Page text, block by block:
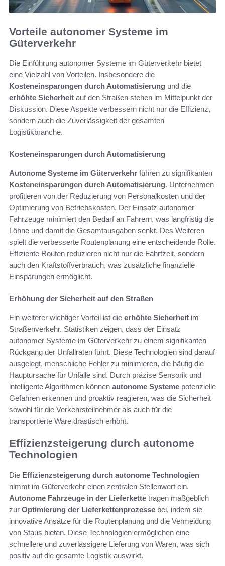
Vorteile autonomer Systeme im
Güterverkehr
Die Einführung autonomer Systeme im Güterverkehr bietet
eine Vielzahl von Vorteilen. Insbesondere die
Kosteneinsparungen durch Automatisierung und die
erhöhte Sicherheit auf den Straßen stehen im Mittelpunkt der
Diskussion. Diese Aspekte verbessern nicht nur die Effizienz,
sondern auch die Zuverlässigkeit der gesamten
Logistikbranche.
Kosteneinsparungen durch Automatisierung
Autonome Systeme im Güterverkehr führen zu signifikanten
Kosteneinsparungen durch Automatisierung. Unternehmen
profitieren von der Reduzierung von Personalkosten und der
Optimierung von Betriebskosten. Der Einsatz autonomer
Fahrzeuge minimiert den Bedarf an Fahrern, was langfristig die
Löhne und damit die Gesamtausgaben senkt. Des Weiteren
spielt die verbesserte Routenplanung eine entscheidende Rolle.
Effiziente Routen reduzieren nicht nur die Fahrtzeit, sondern
auch den Kraftstoffverbrauch, was zusätzliche finanzielle
Einsparungen ermöglicht.
Erhöhung der Sicherheit auf den Straßen
Ein weiterer wichtiger Vorteil ist die erhöhte Sicherheit im
Straßenverkehr. Statistiken zeigen, dass der Einsatz
autonomer Systeme im Güterverkehr zu einem signifikanten
Rückgang der Unfallraten führt. Diese Technologien sind darauf
ausgelegt, menschliche Fehler zu minimieren, die häufig die
Hauptursache für Unfälle sind. Durch präzise Sensorik und
intelligente Algorithmen können autonome Systeme potenzielle
Gefahren erkennen und proaktiv reagieren, was die Sicherheit
sowohl für die Verkehrsteilnehmer als auch für die
transportierte Ware drastisch erhöht.
Effizienzsteigerung durch autonome
Technologien
Die Effizienzsteigerung durch autonome Technologien
nimmt im Güterverkehr einen zentralen Stellenwert ein.
Autonome Fahrzeuge in der Lieferkette tragen maßgeblich
zur Optimierung der Lieferkettenprozesse bei, indem sie
innovative Ansätze für die Routenplanung und die Vermeidung
von Staus bieten. Diese Technologien ermöglichen eine
schnellere und zuverlässigere Lieferung von Waren, was sich
positiv auf die gesamte Logistik auswirkt.